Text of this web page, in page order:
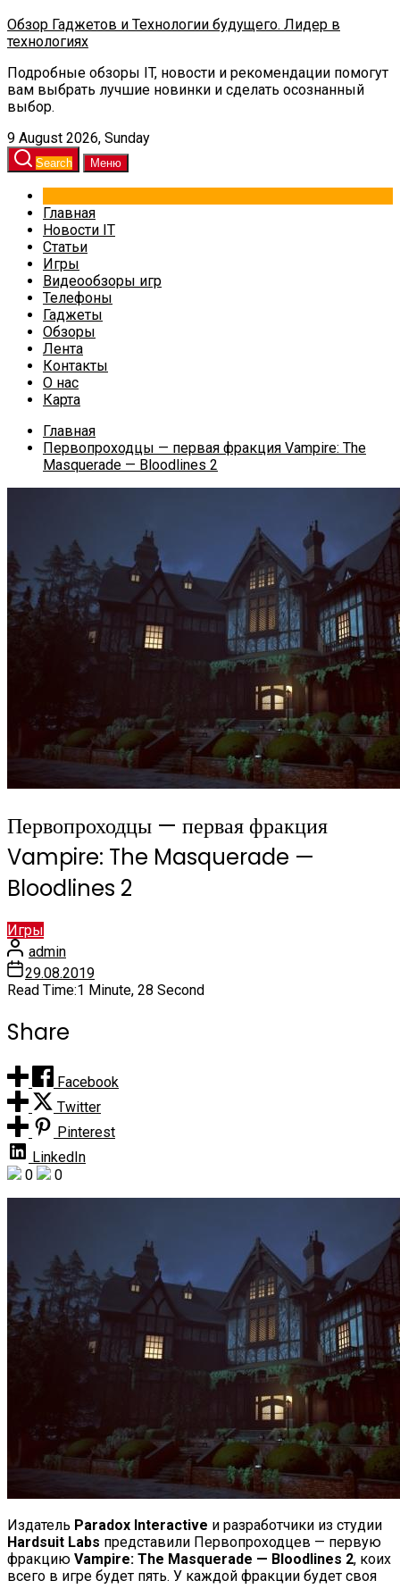
Обзор Гаджетов и Технологии будущего. Лидер в
технологиях
Подробные обзоры IT, новости и рекомендации помогут
вам выбрать лучшие новинки и сделать осознанный
выбор.
9 August 2026, Sunday
Search Меню
Главная
Новости IT
Статьи
Игры
Видеообзоры игр
Телефоны
Гаджеты
Обзоры
Лента
Контакты
О нас
Карта
Главная
Первопроходцы — первая фракция Vampire: The
Masquerade — Bloodlines 2
Первопроходцы — первая фракция
Vampire: The Masquerade —
Bloodlines 2
Игры
admin
29.08.2019
Read Time:1 Minute, 28 Second
Share
Facebook
Twitter
Pinterest
LinkedIn
0
0
Издатель Paradox Interactive и разработчики из студии
Hardsuit Labs представили Первопроходцев — первую
фракцию Vampire: The Masquerade — Bloodlines 2, коих
всего в игре будет пять. У каждой фракции будет своя